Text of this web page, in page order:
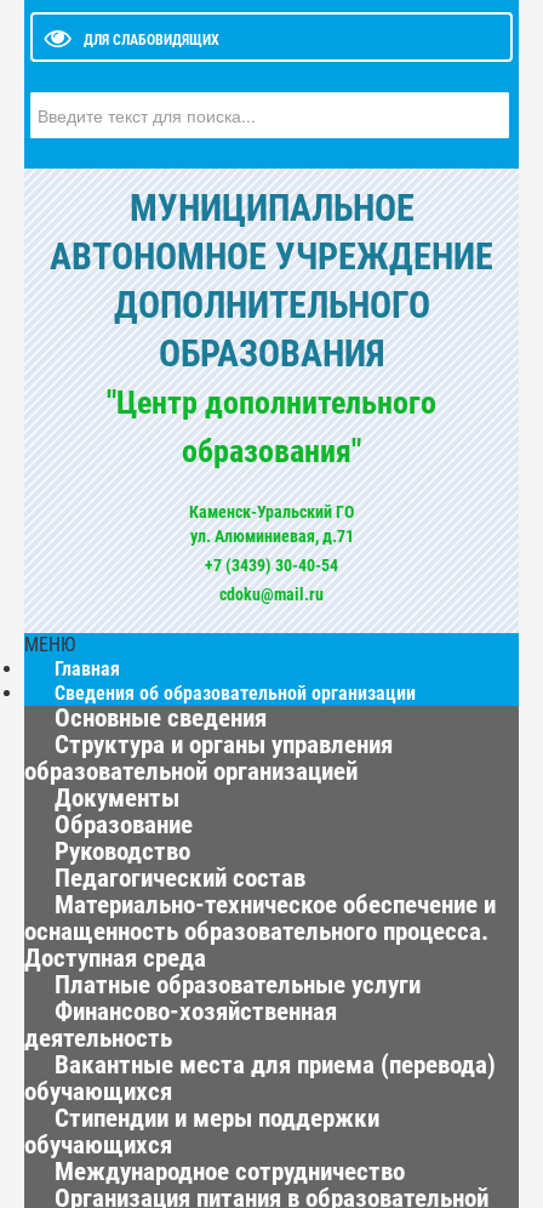
ДЛЯ СЛАБОВИДЯЩИХ
МУНИЦИПАЛЬНОЕ
АВТОНОМНОЕ УЧРЕЖДЕНИЕ
ДОПОЛНИТЕЛЬНОГО
ОБРАЗОВАНИЯ
"Центр дополнительного
образования"
Каменск-Уральский ГО
ул. Алюминиевая, д.71
+7 (3439) 30-40-54
cdoku@mail.ru
МЕНЮ
Главная
Сведения об образовательной организации
Основные сведения
Структура и органы управления
образовательной организацией
Документы
Образование
Руководство
Педагогический состав
Материально-техническое обеспечение и
оснащенность образовательного процесса.
Доступная среда
Платные образовательные услуги
Финансово-хозяйственная
деятельность
Вакантные места для приема (перевода)
обучающихся
Стипендии и меры поддержки
обучающихся
Международное сотрудничество
Организация питания в образовательной